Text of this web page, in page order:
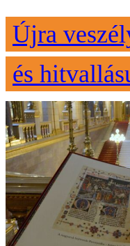
Újra
és